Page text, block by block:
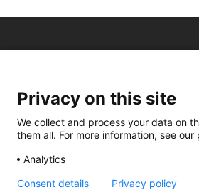
Privacy on this site
We collect and process your data on
them all. For more information, see
Analytics
Consent details Privacy policy